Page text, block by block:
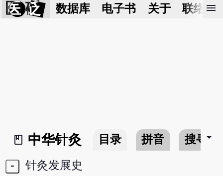
医 砭 数据库 电子书 关于 联络我
menu
book_2
中华针灸 目录 拼音 搜寻arrow_drop_down
-
针灸发展史